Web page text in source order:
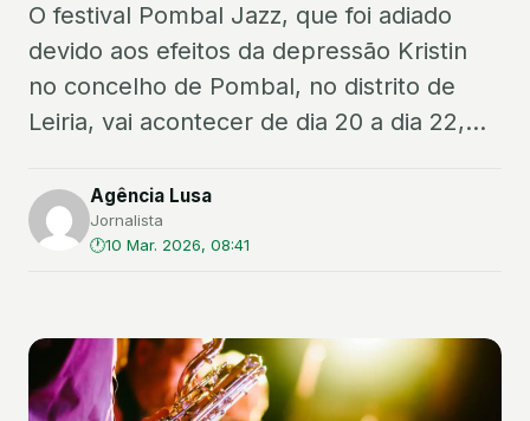
O festival Pombal Jazz, que foi adiado
devido aos efeitos da depressão Kristin
no concelho de Pombal, no distrito de
Leiria, vai acontecer de dia 20 a dia 22,...
Agência Lusa
Jornalista
10 Mar. 2026, 08:41